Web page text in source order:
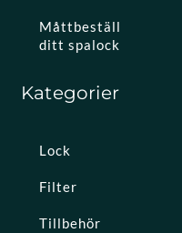
Måttbeställ
ditt spalock
Kategorier
Lock
Filter
Tillbehör